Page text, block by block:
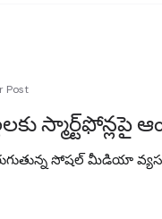
Post
సోషల్ మీడియా